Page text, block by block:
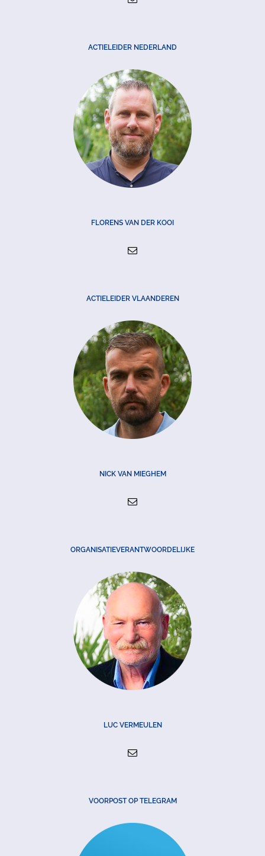
ACTIELEIDER NEDERLAND
FLORENS VAN DER KOOI
ACTIELEIDER VLAANDEREN
NICK VAN MIEGHEM
ORGANISATIEVERANTWOORDELIJKE
LUC VERMEULEN
VOORPOST OP TELEGRAM